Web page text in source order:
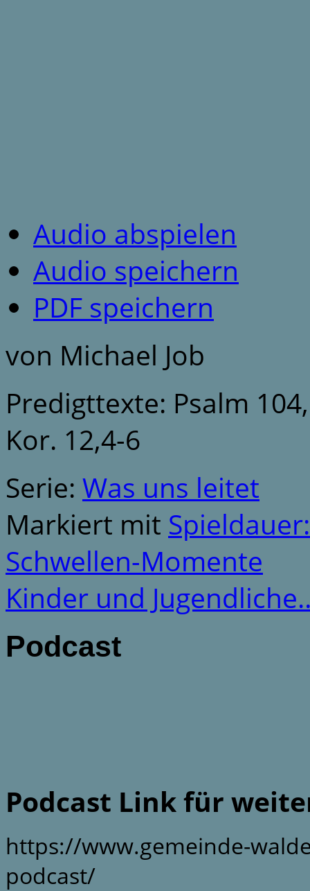
Audio abspielen
Audio speichern
PDF speichern
von Michael Job
Predigttexte: Psalm
Kor. 12,4-6
Serie: Was uns leitet
Markiert mit
Schwellen-Momente
Kinder und
Podcast
Podcast Link für
https://www.gemeinde-
podcast/